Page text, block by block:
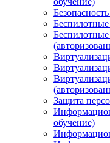
Защита
обучение)